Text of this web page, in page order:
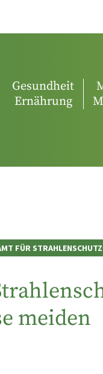
Gesundheit
Ernährung
FÜR
meiden